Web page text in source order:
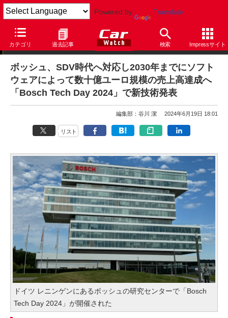
Powered by Translate
カテゴリ 過去記事 検索 Impressサイト
ニュース
ボッシュ、SDV時代へ対応し2030年までにソフト
ウェアによって数十億ユーロ規模の売上高達成へ
「Bosch Tech Day 2024」で新技術発表
編集部：谷川 潔 2024年6月19日 18:01
リスト
ドイツ レニンゲンにあるボッシュの研究センターで「Bosch
Tech Day 2024」が開催された